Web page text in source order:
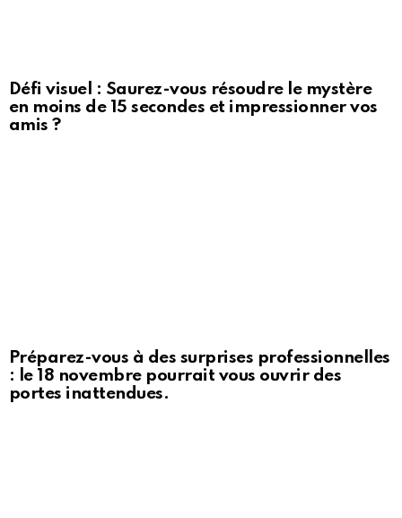
Défi visuel : Saurez-vous résoudre le mystère
en moins de 15 secondes et impressionner vos
amis ?
Préparez-vous à des surprises professionnelles
: le 18 novembre pourrait vous ouvrir des
portes inattendues.